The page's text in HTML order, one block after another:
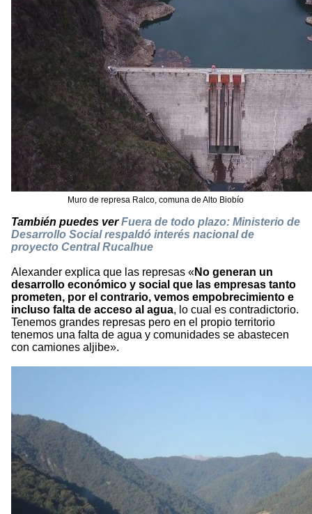
Muro de represa Ralco, comuna de Alto Biobío
También puedes verFuera de todo plazo: Ministerio de
Desarrollo Social respaldó interés nacional de
proyecto Central Rucalhue
Alexander explica que las represas «No generan un
desarrollo económico y social que las empresas tanto
prometen, por el contrario, vemos empobrecimiento e
incluso falta de acceso al agua, lo cual es contradictorio.
Tenemos grandes represas pero en el propio territorio
tenemos una falta de agua y comunidades se abastecen
con camiones aljibe».